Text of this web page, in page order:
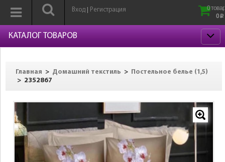
Вход Регистрация
0
0 p
КАТАЛОГ ТОВАРОВ
Главная > Домашний текстиль > Постельное белье (1,5)
> 2352867